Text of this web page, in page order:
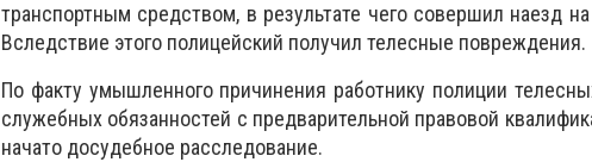
транспортным средством, в результате чего совершил наезд
Вследствие этого полицейский получил телесные повреждения.
По факту умышленного причинения работнику полиции
служебных обязанностей с предварительной правовой
начато досудебное расследование.